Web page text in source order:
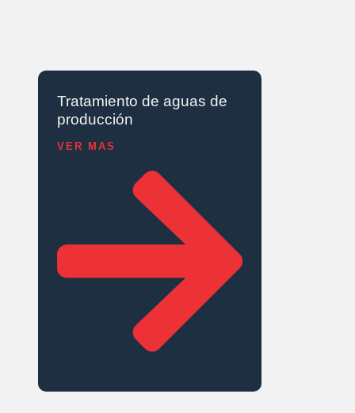
Tratamiento de aguas de
producción
VER MAS